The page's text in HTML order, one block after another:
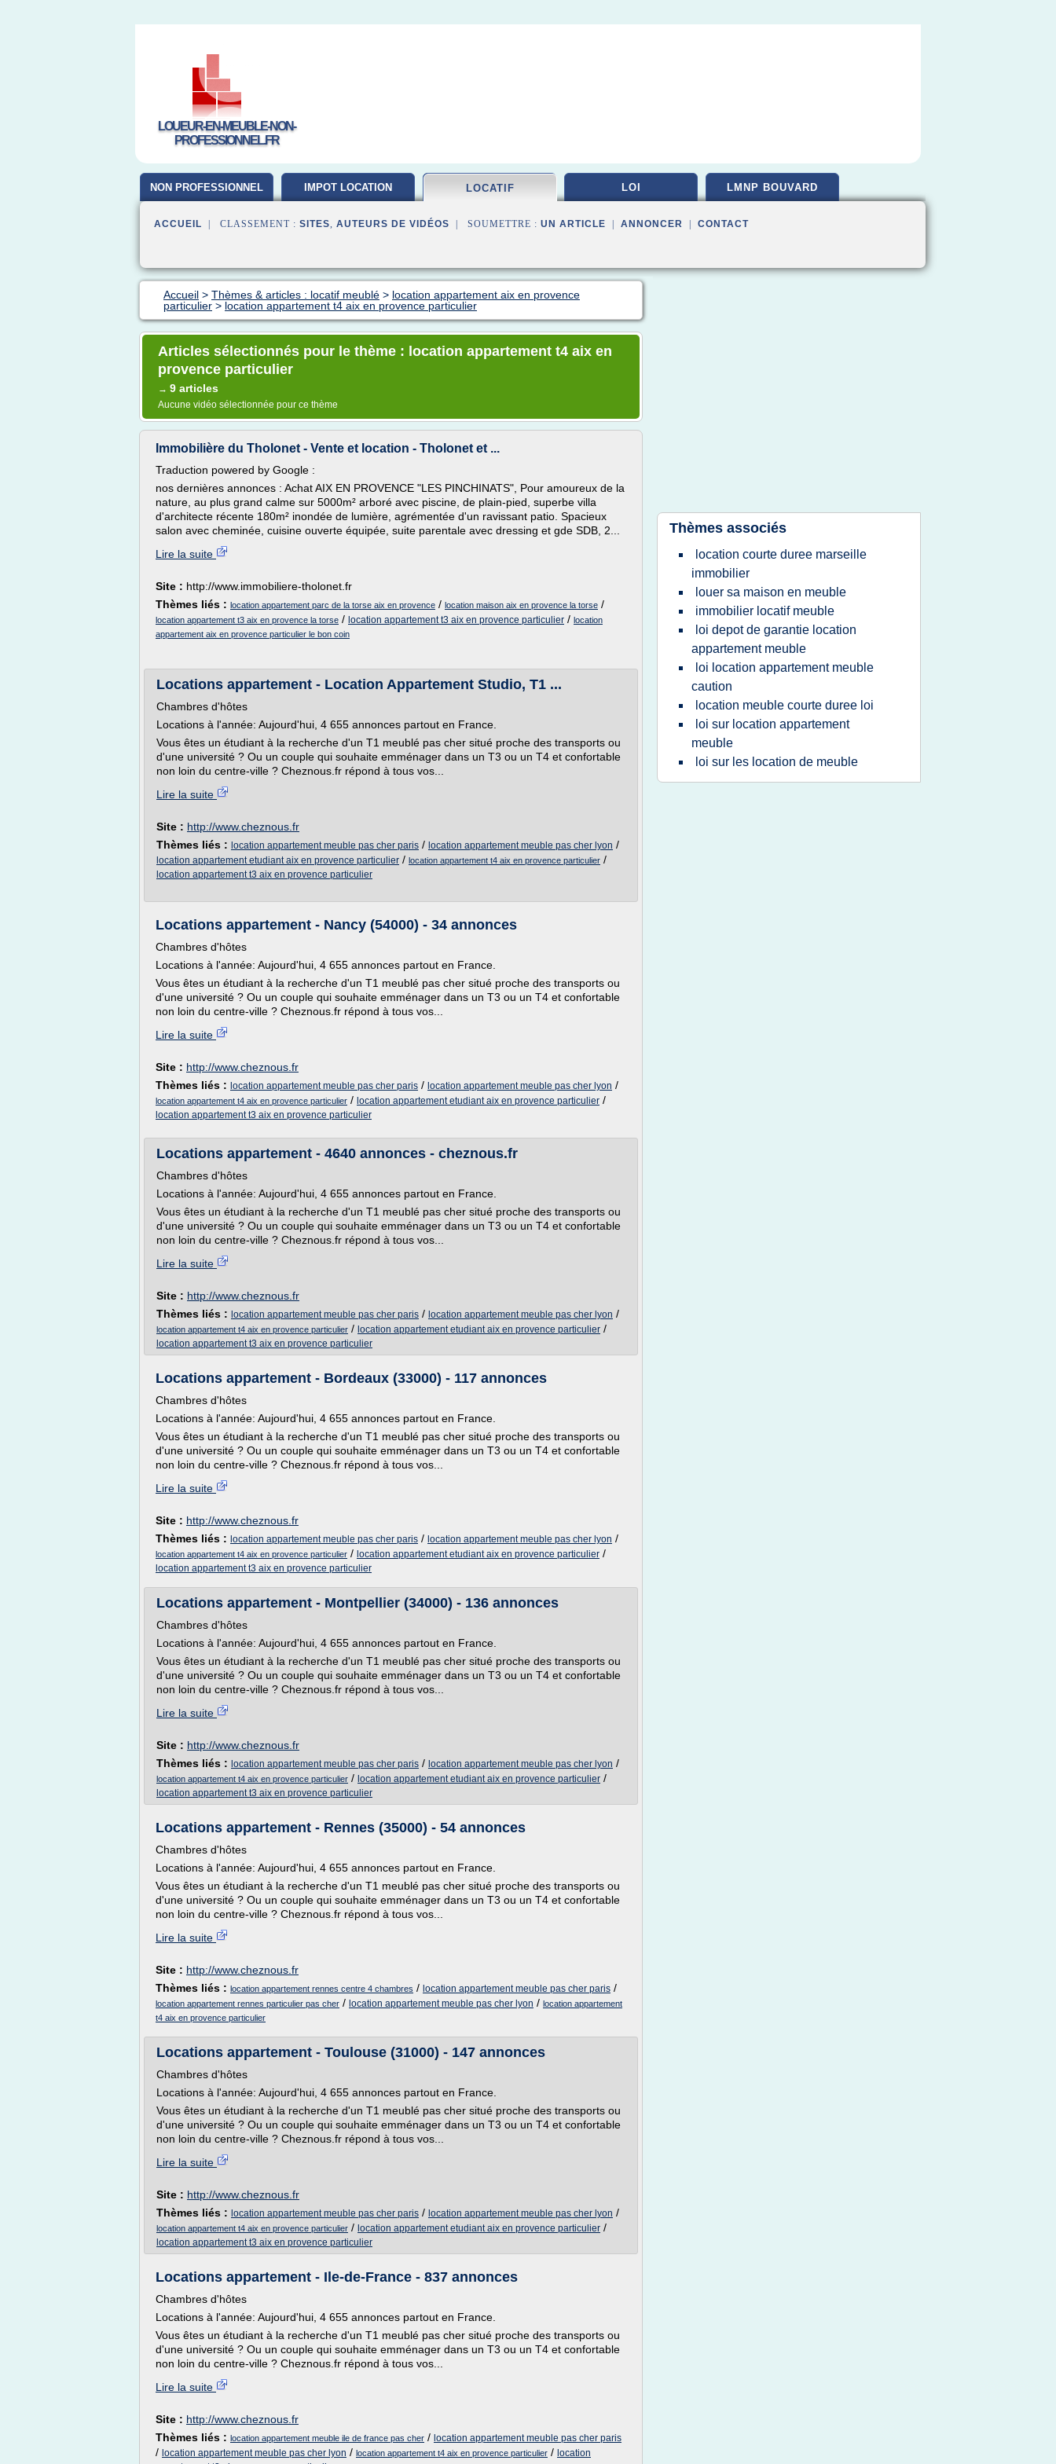
LOUEUR-EN-MEUBLE-NON-
PROFESSIONNEL.FR
NON PROFESSIONNEL IMPOT LOCATION LOCATIF LOI LMNP BOUVARD
ACCUEIL | CLASSEMENT : SITES, AUTEURS DE VIDÉOS | SOUMETTRE : UN ARTICLE ANNONCER CONTACT
Accueil > Thèmes & articles : locatif meublé > location appartement aix en provence
particulier > location appartement t4 aix en provence particulier
Articles sélectionnés pour le thème : location appartement t4 aix en
provence particulier
→ 9 articles
Aucune vidéo sélectionnée pour ce thème
Immobilière du Tholonet - Vente et location - Tholonet et ...
Traduction powered by Google :
nos dernières annonces : Achat AIX EN PROVENCE "LES PINCHINATS", Pour amoureux de la
nature, au plus grand calme sur 5000m² arboré avec piscine, de plain-pied, superbe villa
d'architecte récente 180m² inondée de lumière, agrémentée d'un ravissant patio. Spacieux
salon avec cheminée, cuisine ouverte équipée, suite parentale avec dressing et gde SDB, 2...
Lire la suite
Site : http://www.immobiliere-tholonet.fr
Thèmes liés : location appartement parc de la torse aix en provence / location maison aix en provence la torse /
location appartement t3 aix en provence la torse / location appartement t3 aix en provence particulier / location
appartement aix en provence particulier le bon coin
Locations appartement - Location Appartement Studio, T1 ...
Chambres d'hôtes
Locations à l'année: Aujourd'hui, 4 655 annonces partout en France.
Vous êtes un étudiant à la recherche d'un T1 meublé pas cher situé proche des transports ou
d'une université ? Ou un couple qui souhaite emménager dans un T3 ou un T4 et confortable
non loin du centre-ville ? Cheznous.fr répond à tous vos...
Lire la suite
Site : http://www.cheznous.fr
Thèmes liés : location appartement meuble pas cher paris / location appartement meuble pas cher lyon /
location appartement etudiant aix en provence particulier / location appartement t4 aix en provence particulier /
location appartement t3 aix en provence particulier
Locations appartement - Nancy (54000) - 34 annonces
Chambres d'hôtes
Locations à l'année: Aujourd'hui, 4 655 annonces partout en France.
Vous êtes un étudiant à la recherche d'un T1 meublé pas cher situé proche des transports ou
d'une université ? Ou un couple qui souhaite emménager dans un T3 ou un T4 et confortable
non loin du centre-ville ? Cheznous.fr répond à tous vos...
Lire la suite
Site : http://www.cheznous.fr
Thèmes liés : location appartement meuble pas cher paris / location appartement meuble pas cher lyon /
location appartement t4 aix en provence particulier / location appartement etudiant aix en provence particulier /
location appartement t3 aix en provence particulier
Locations appartement - 4640 annonces - cheznous.fr
Chambres d'hôtes
Locations à l'année: Aujourd'hui, 4 655 annonces partout en France.
Vous êtes un étudiant à la recherche d'un T1 meublé pas cher situé proche des transports ou
d'une université ? Ou un couple qui souhaite emménager dans un T3 ou un T4 et confortable
non loin du centre-ville ? Cheznous.fr répond à tous vos...
Lire la suite
Site : http://www.cheznous.fr
Thèmes liés : location appartement meuble pas cher paris / location appartement meuble pas cher lyon /
location appartement t4 aix en provence particulier / location appartement etudiant aix en provence particulier /
location appartement t3 aix en provence particulier
Locations appartement - Bordeaux (33000) - 117 annonces
Chambres d'hôtes
Locations à l'année: Aujourd'hui, 4 655 annonces partout en France.
Vous êtes un étudiant à la recherche d'un T1 meublé pas cher situé proche des transports ou
d'une université ? Ou un couple qui souhaite emménager dans un T3 ou un T4 et confortable
non loin du centre-ville ? Cheznous.fr répond à tous vos...
Lire la suite
Site : http://www.cheznous.fr
Thèmes liés : location appartement meuble pas cher paris / location appartement meuble pas cher lyon /
location appartement t4 aix en provence particulier / location appartement etudiant aix en provence particulier /
location appartement t3 aix en provence particulier
Locations appartement - Montpellier (34000) - 136 annonces
Chambres d'hôtes
Locations à l'année: Aujourd'hui, 4 655 annonces partout en France.
Vous êtes un étudiant à la recherche d'un T1 meublé pas cher situé proche des transports ou
d'une université ? Ou un couple qui souhaite emménager dans un T3 ou un T4 et confortable
non loin du centre-ville ? Cheznous.fr répond à tous vos...
Lire la suite
Site : http://www.cheznous.fr
Thèmes liés : location appartement meuble pas cher paris / location appartement meuble pas cher lyon /
location appartement t4 aix en provence particulier / location appartement etudiant aix en provence particulier /
location appartement t3 aix en provence particulier
Locations appartement - Rennes (35000) - 54 annonces
Chambres d'hôtes
Locations à l'année: Aujourd'hui, 4 655 annonces partout en France.
Vous êtes un étudiant à la recherche d'un T1 meublé pas cher situé proche des transports ou
d'une université ? Ou un couple qui souhaite emménager dans un T3 ou un T4 et confortable
non loin du centre-ville ? Cheznous.fr répond à tous vos...
Lire la suite
Site : http://www.cheznous.fr
Thèmes liés : location appartement rennes centre 4 chambres / location appartement meuble pas cher paris /
location appartement rennes particulier pas cher / location appartement meuble pas cher lyon / location appartement
t4 aix en provence particulier
Locations appartement - Toulouse (31000) - 147 annonces
Chambres d'hôtes
Locations à l'année: Aujourd'hui, 4 655 annonces partout en France.
Vous êtes un étudiant à la recherche d'un T1 meublé pas cher situé proche des transports ou
d'une université ? Ou un couple qui souhaite emménager dans un T3 ou un T4 et confortable
non loin du centre-ville ? Cheznous.fr répond à tous vos...
Lire la suite
Site : http://www.cheznous.fr
Thèmes liés : location appartement meuble pas cher paris / location appartement meuble pas cher lyon /
location appartement t4 aix en provence particulier / location appartement etudiant aix en provence particulier /
location appartement t3 aix en provence particulier
Locations appartement - Ile-de-France - 837 annonces
Chambres d'hôtes
Locations à l'année: Aujourd'hui, 4 655 annonces partout en France.
Vous êtes un étudiant à la recherche d'un T1 meublé pas cher situé proche des transports ou
d'une université ? Ou un couple qui souhaite emménager dans un T3 ou un T4 et confortable
non loin du centre-ville ? Cheznous.fr répond à tous vos...
Lire la suite
Site : http://www.cheznous.fr
Thèmes liés : location appartement meuble ile de france pas cher / location appartement meuble pas cher paris
/ location appartement meuble pas cher lyon / location appartement t4 aix en provence particulier / location
Thèmes associés
location courte duree marseille
immobilier
louer sa maison en meuble
immobilier locatif meuble
loi depot de garantie location
appartement meuble
loi location appartement meuble
caution
location meuble courte duree loi
loi sur location appartement
meuble
loi sur les location de meuble